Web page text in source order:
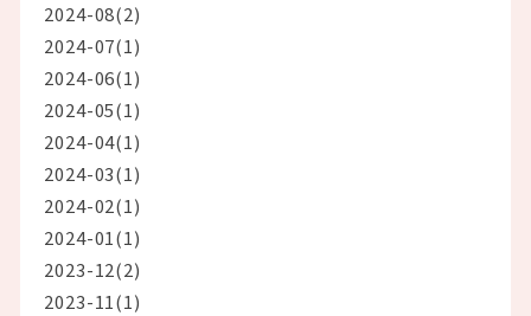
2024-08(2)
2024-07(1)
2024-06(1)
2024-05(1)
2024-04(1)
2024-03(1)
2024-02(1)
2024-01(1)
2023-12(2)
2023-11(1)